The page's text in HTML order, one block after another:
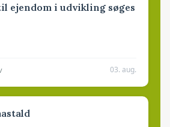
ejendom i udvikling søges
03. aug.